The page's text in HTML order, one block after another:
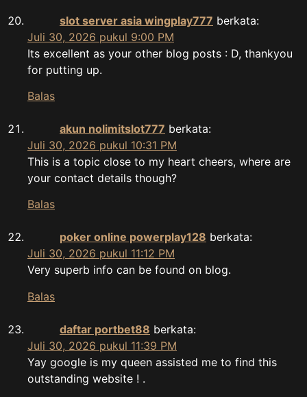
slot server asia wingplay777 berkata:
Juli 30, 2026 pukul 9:00 PM
Its excellent as your other blog posts : D, thankyou
for putting up.
Balas
akun nolimitslot777 berkata:
Juli 30, 2026 pukul 10:31 PM
This is a topic close to my heart cheers, where are
your contact details though?
Balas
poker online powerplay128 berkata:
Juli 30, 2026 pukul 11:12 PM
Very superb info can be found on blog.
Balas
daftar portbet88 berkata:
Juli 30, 2026 pukul 11:39 PM
Yay google is my queen assisted me to find this
outstanding website ! .